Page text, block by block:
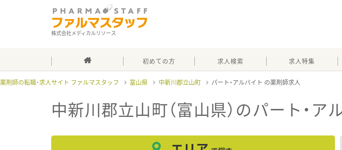
株式会社メディカルリソース
初めての方 求人検索 求人特集
薬剤師の転職・求人サイト ファルマスタッフ 富山県 中新川郡立山町 パート・アルバイト
中新川郡立山町（富山県）のパート・ア